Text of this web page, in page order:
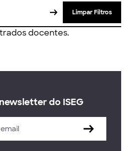
Limpar Filtros
docentes.
do ISEG